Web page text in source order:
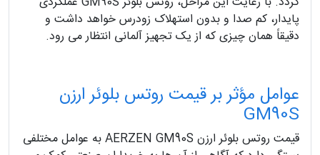
پایدار، کم‌ صدا و بدون استهلاک زودرس خواهد داشت و
دقیقاً همان چیزی که از یک تجهیز آلمانی انتظار می‌ رود.
عوامل مؤثر بر قیمت روتس بلوئر ارزن
GM90S
قیمت روتس بلوئر ارزن AERZEN GM90S به عوامل مختلفی